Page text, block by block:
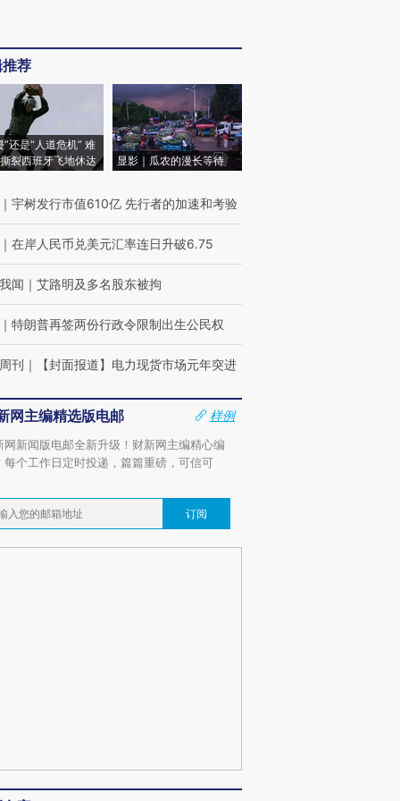
荐
”还是“人道危机” 难
裂西班牙飞地休达
显影｜瓜农的漫长等待
｜ 宇树发行市值610亿 先行者的加速和考验
｜ 在岸人民币兑美元汇率连日升破6.75
闻 ｜ 艾路明及多名股东被拘
｜ 特朗普再签两份行政令限制出生公民权
刊 ｜ 【封面报道】电力现货市场元年突进
网主编精选版电邮
样例
网新闻版电邮全新升级！财新网主编精心编
每个工作日定时投递，篇篇重磅，可信可
订阅